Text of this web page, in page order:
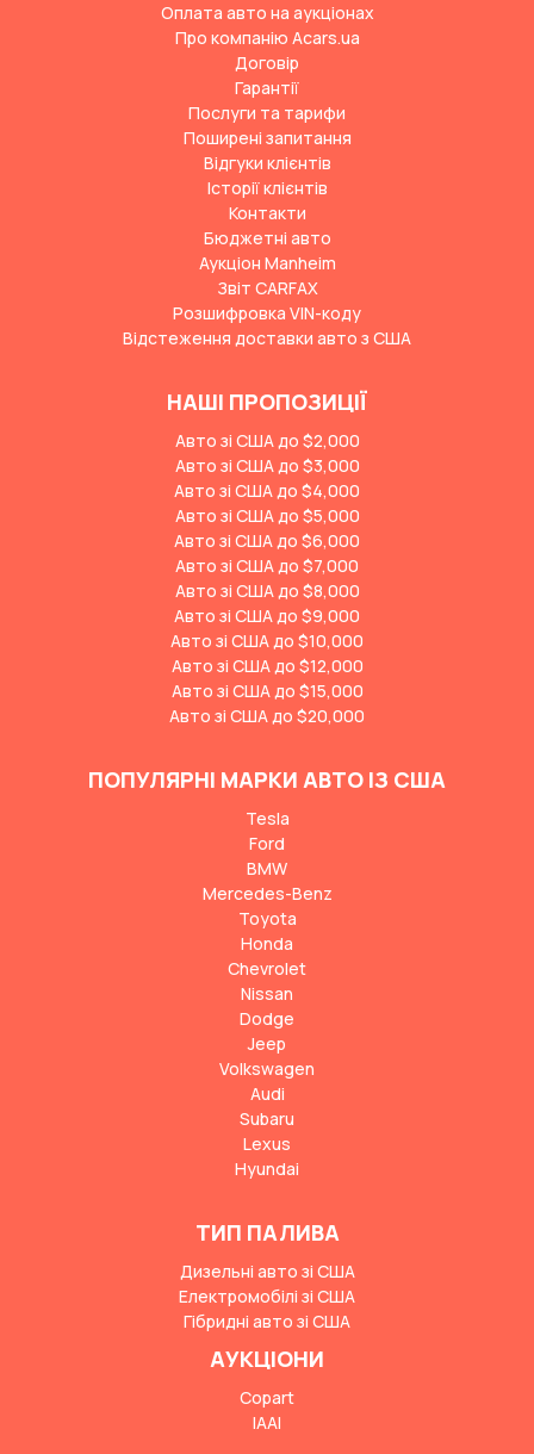
Оплата авто на аукціонах
Про компанію Acars.ua
Договір
Гарантії
Послуги та тарифи
Поширені запитання
Відгуки клієнтів
Історії клієнтів
Контакти
Бюджетні авто
Аукціон Manheim
Звіт CARFAX
Розшифровка VIN-коду
Відстеження доставки авто з США
НАШІ ПРОПОЗИЦІЇ
Авто зі США до $2,000
Авто зі США до $3,000
Авто зі США до $4,000
Авто зі США до $5,000
Авто зі США до $6,000
Авто зі США до $7,000
Авто зі США до $8,000
Авто зі США до $9,000
Авто зі США до $10,000
Авто зі США до $12,000
Авто зі США до $15,000
Авто зі США до $20,000
ПОПУЛЯРНІ МАРКИ АВТО ІЗ США
Tesla
Ford
BMW
Mercedes-Benz
Toyota
Honda
Chevrolet
Nissan
Dodge
Jeep
Volkswagen
Audi
Subaru
Lexus
Hyundai
ТИП ПАЛИВА
Дизельні авто зі США
Електромобілі зі США
Гібридні авто зі США
АУКЦІОНИ
Copart
IAAI